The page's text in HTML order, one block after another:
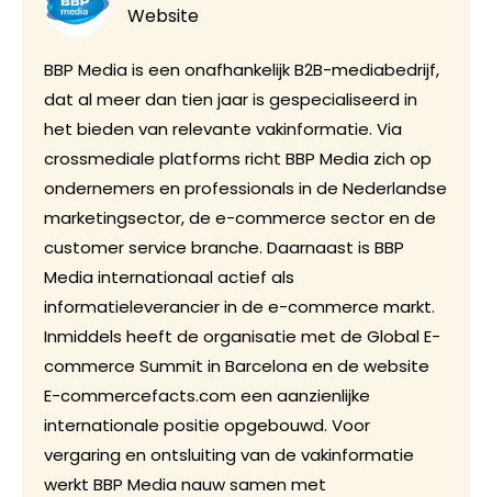
Website
BBP Media is een onafhankelijk B2B-mediabedrijf,
dat al meer dan tien jaar is gespecialiseerd in
het bieden van relevante vakinformatie. Via
crossmediale platforms richt BBP Media zich op
ondernemers en professionals in de Nederlandse
marketingsector, de e-commerce sector en de
customer service branche. Daarnaast is BBP
Media internationaal actief als
informatieleverancier in de e-commerce markt.
Inmiddels heeft de organisatie met de Global E-
commerce Summit in Barcelona en de website
E-commercefacts.com een aanzienlijke
internationale positie opgebouwd. Voor
vergaring en ontsluiting van de vakinformatie
werkt BBP Media nauw samen met